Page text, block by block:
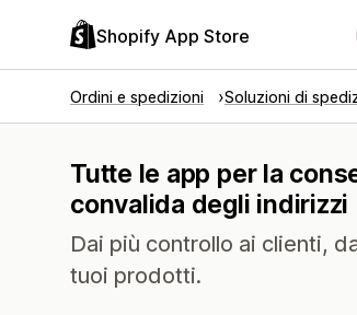
Shopify App Store
Ordini e spedizioni Soluzioni di
Tutte le app per la
convalida degli indirizzi
Dai più controllo ai clienti,
tuoi prodotti.